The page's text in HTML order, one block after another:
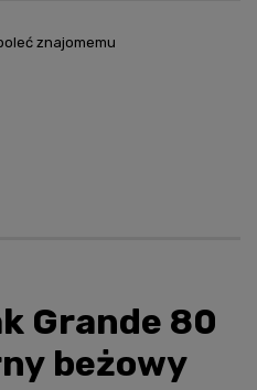
znajomemu
Grande 80
beżowy